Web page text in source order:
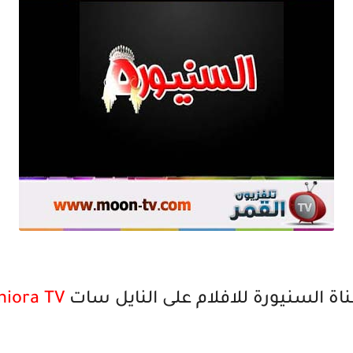
السنيورة للافلام على النايل سات TV